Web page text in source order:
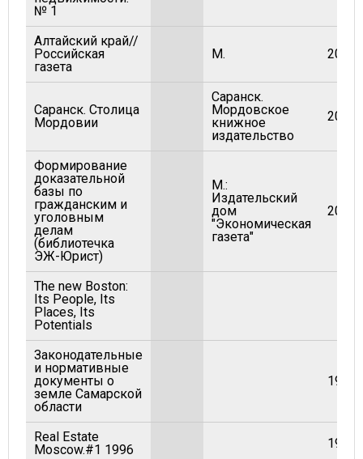
№ 1
Алтайский край//
Российская
газета
М. 2006
Саранск. Столица
Мордовии
Саранск.
Мордовское
книжное
издательство
2006
Формирование
доказательной
базы по
гражданским и
уголовным
делам
(библиотечка
ЭЖ-Юрист)
М.:
Издательский
дом
"Экономическая
газета"
2004
The new Boston:
Its People, Its
Places, Its
Potentials
Законодательные
и нормативные
документы о
земле Самарской
области
1998
Real Estate
Moscow.#1 1996
1996